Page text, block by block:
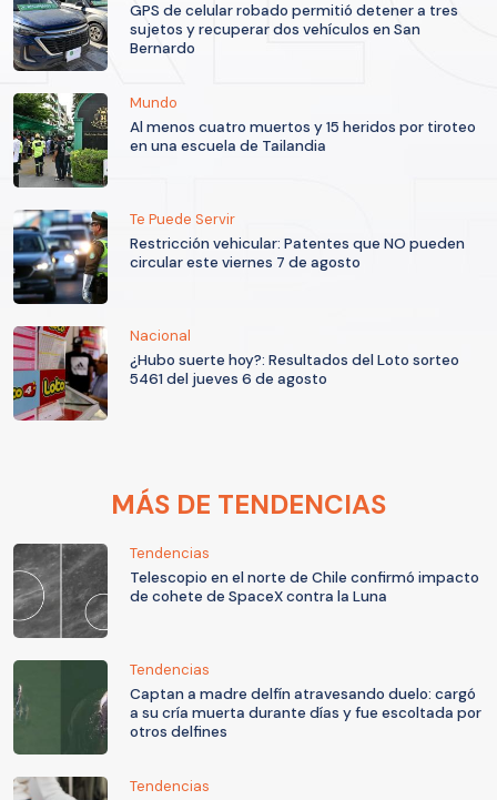
GPS de celular robado permitió detener a tres
sujetos y recuperar dos vehículos en San
Bernardo
Mundo
Al menos cuatro muertos y 15 heridos por tiroteo
en una escuela de Tailandia
Te Puede Servir
Restricción vehicular: Patentes que NO pueden
circular este viernes 7 de agosto
Nacional
¿Hubo suerte hoy?: Resultados del Loto sorteo
5461 del jueves 6 de agosto
MÁS DE TENDENCIAS
Tendencias
Telescopio en el norte de Chile confirmó impacto
de cohete de SpaceX contra la Luna
Tendencias
Captan a madre delfín atravesando duelo: cargó
a su cría muerta durante días y fue escoltada por
otros delfines
Tendencias